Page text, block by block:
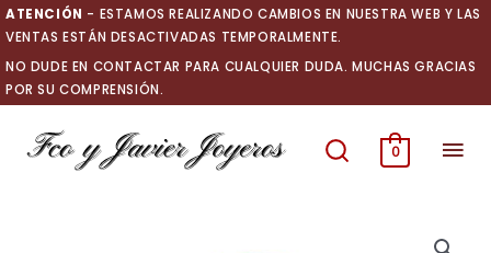
Ir
al
contenido
ATENCIÓN - ESTAMOS REALIZANDO CAMBIOS EN NUESTRA WEB Y LAS
VENTAS ESTÁN DESACTIVADAS TEMPORALMENTE.
NO DUDE EN CONTACTAR PARA CUALQUIER DUDA. MUCHAS GRACIAS
POR SU COMPRENSIÓN.
0